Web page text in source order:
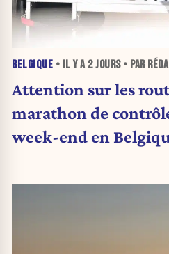
BELGIQUE • IL Y A 2 JOURS• PAR
Attention sur les
marathon de
week-end en